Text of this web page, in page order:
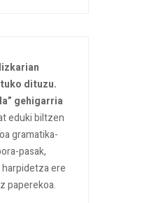
dituzu.
gehigarria
eduki biltzen
gramatika-
pasak,
harpidetza ere
paperekoa.